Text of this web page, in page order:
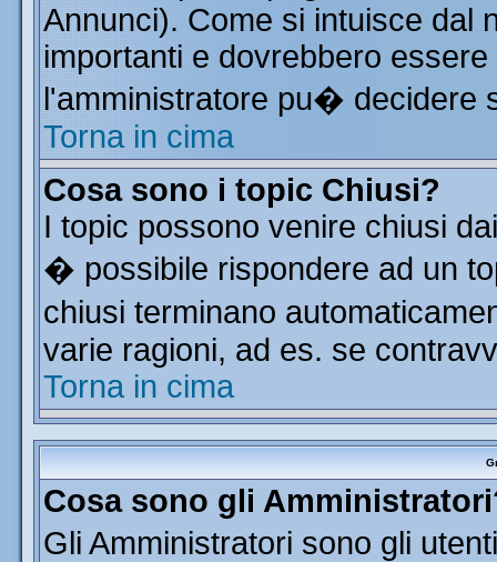
Annunci). Come si intuisce dal
importanti e dovrebbero
l'amministratore pu�
Torna in cima
Cosa sono i topic Chiusi?
I topic possono venire chiusi
� possibile rispondere ad un
chiusi terminano
varie ragioni, ad es. se
Torna in cima
Cosa sono gli
Gli Amministratori sono gli